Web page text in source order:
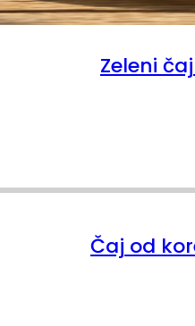
Zeleni
Čaj od